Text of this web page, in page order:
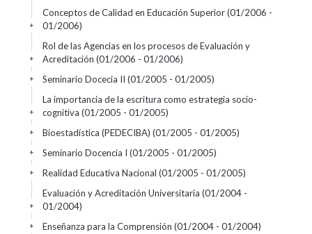
Conceptos de Calidad en Educación Superior(01/2006 -
01/2006)
+
Rol de las Agencias en los procesos de Evaluación y
Acreditación (01/2006 - 01/2006)
+
Seminario Docecia II (01/2005 - 01/2005)
+
La importancia de la escritura como estrategia socio-
cognitiva (01/2005 - 01/2005)
+
Bioestadística (PEDECIBA) (01/2005 - 01/2005)
+
Seminario Docencia I (01/2005 - 01/2005)
+
Realidad Educativa Nacional (01/2005 - 01/2005)
+
Evaluación y Acreditación Universitaria (01/2004 -
01/2004)
+
Enseñanza para la Comprensión (01/2004 - 01/2004)
+